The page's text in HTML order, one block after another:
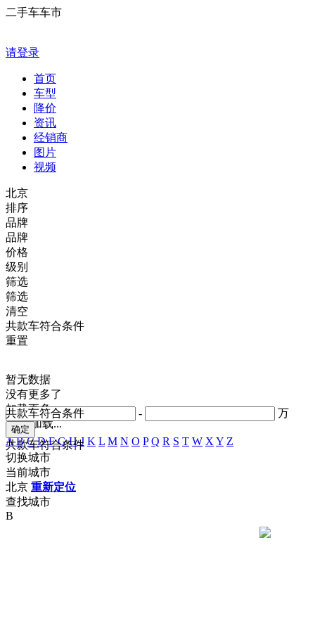
二手车车市
请登录
首页
车型
降价
资讯
经销商
图片
视频
北京
排序
品牌
品牌
价格
- 万
共款车符合条件
级别
共款车符合条件
筛选
筛选
清空
共款车符合条件
重置
暂无数据
没有更多了
加载更多
正在加载...
A B C D F G H J K L M N O P Q R S T W X Y Z
切换城市
当前城市
北京 重新定位
查找城市
B